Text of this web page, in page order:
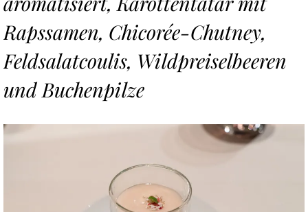
Rapssamen, Chicorée-Chutney,
Feldsalatcoulis, Wildpreiselbeeren
und Buchenpilze